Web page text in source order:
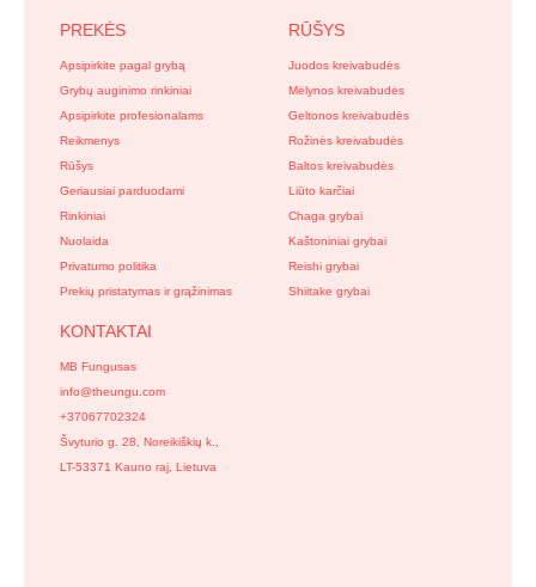
PREKĖS
Apsipirkite pagal grybą
Grybų auginimo rinkiniai
Apsipirkite profesionalams
Reikmenys
Rūšys
Geriausiai parduodami
Rinkiniai
Nuolaida
Privatumo politika
Prekių pristatymas ir grąžinimas
RŪŠYS
Juodos kreivabudės
Mėlynos kreivabudės
Geltonos kreivabudės
Rožinės kreivabudės
Baltos kreivabudės
Liūto karčiai
Chaga grybai
Kaštoniniai grybai
Reishi grybai
Shiitake grybai
KONTAKTAI
MB Fungusas
info@theungu.com
+37067702324
Švyturio g. 28, Noreikiškių k.,
LT-53371 Kauno raj, Lietuva